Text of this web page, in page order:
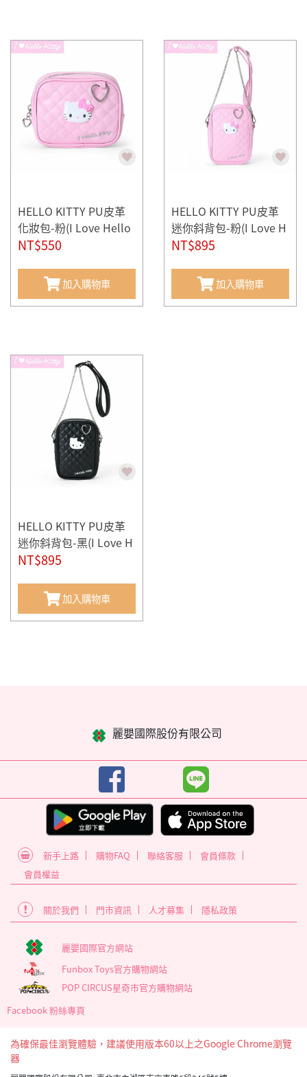
HELLO KITTY PU皮革
化妝包-粉(I Love Hello
Kitty)
NT$550
加入購物車
HELLO KITTY PU皮革
迷你斜背包-粉(I Love H
ello Kitty)
NT$895
加入購物車
HELLO KITTY PU皮革
迷你斜背包-黑(I Love H
ello Kitty)
NT$895
加入購物車
麗嬰國際股份有限公司
新手上路 購物FAQ 聯絡客服
會員條款
會員權益
關於我們 門市資訊 人才募集 隱私政策
麗嬰國際官方網站
Funbox Toys官方購物網站
POP CIRCUS星奇市官方購物網站
Facebook 粉絲專頁
為確保最佳瀏覽體驗，建議使用版本60以上之Google Chrome瀏覽
器